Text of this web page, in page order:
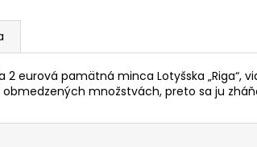
2 eurová pamätná minca Lotyšska
množstvách, preto sa ju